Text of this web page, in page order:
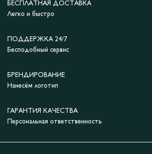
БЕСПЛАТНАЯ ДОСТАВКА
Легко и быстро
ПОДДЕРЖКА 24/7
Бесподобный сервис
БРЕНДИРОВАНИЕ
Нанесём логотип
ГАРАНТИЯ КАЧЕСТВА
Персональная ответственность